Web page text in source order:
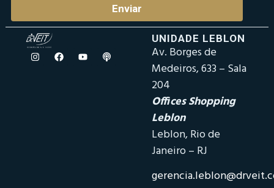
Enviar
UNIDADE LEBLON
Av. Borges de
Medeiros, 633 – Sala
204
Offices Shopping
Leblon
Leblon, Rio de
Janeiro – RJ